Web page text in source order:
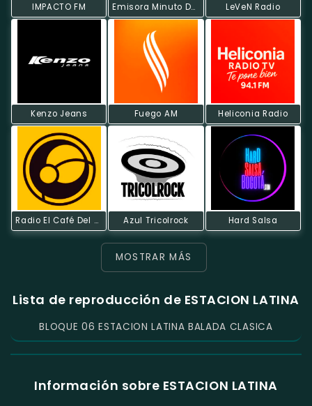
IMPACTO FM Emisora Minuto De Dios LeVeN Radio
Kenzo Jeans Fuego AM Heliconia Radio
Radio El Café Del Mundo Azul Tricolrock Hard Salsa
MOSTRAR MÁS
Lista de reproducción de ESTACION LATINA
BLOQUE 06 ESTACION LATINA BALADA CLASICA
Información sobre ESTACION LATINA